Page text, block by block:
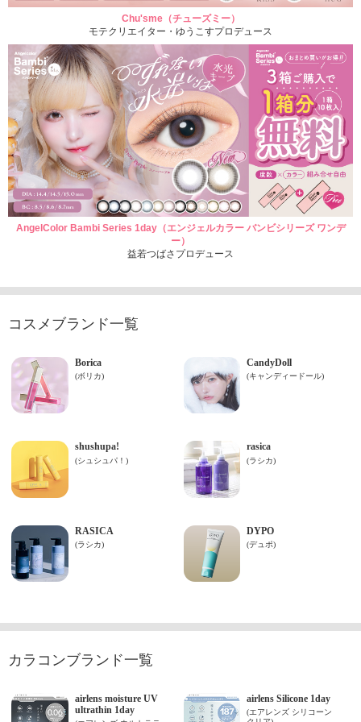
Chu'sme（チューズミー）
モテクリエイター・ゆうこすプロデュース
AngelColor Bambi Series 1day（エンジェルカラー バンビシリーズ ワンデ
ー）
益若つばさプロデュース
コスメブランド一覧
カラコンブランド一覧